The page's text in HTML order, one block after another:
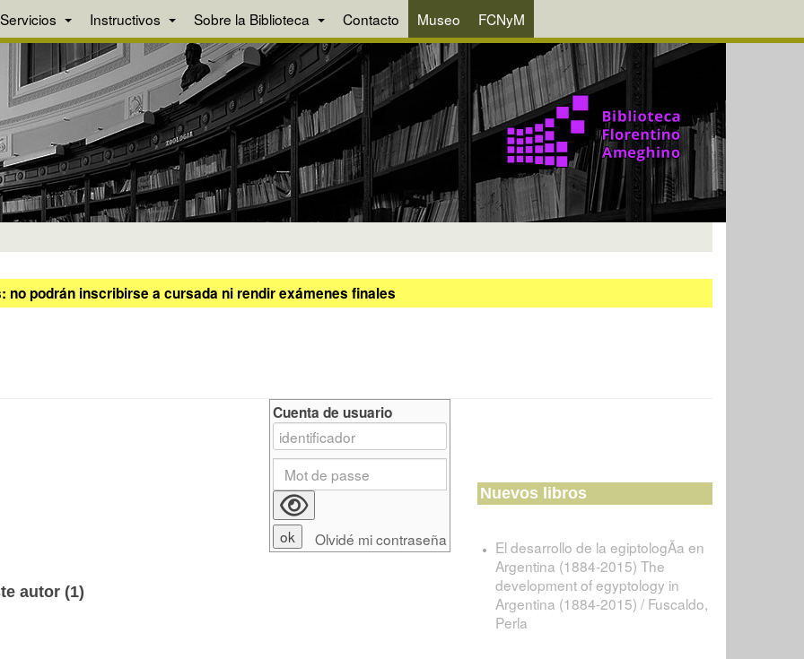
Servicios Instructivos Sobre la Biblioteca Contacto Museo FCNyM
podrán inscribirse a cursada ni rendir exámenes finales
autor (1)
Cuenta de usuario
Olvidé mi contraseña
Nuevos libros
El desarrollo de la egiptologÃ­a en
Argentina (1884-2015) The
development of egyptology in
Argentina (1884-2015) / Fuscaldo,
Perla